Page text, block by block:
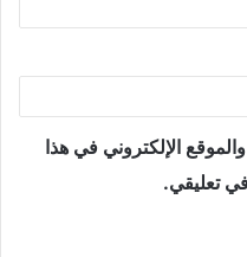
الإلكتروني في هذا
تعليقي.